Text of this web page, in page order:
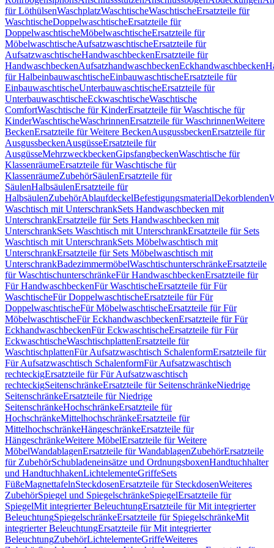
für LöthülsenWaschplatzWaschtischeWaschtischeErsatzteile für
WaschtischeDoppelwaschtischeErsatzteile für
DoppelwaschtischeMöbelwaschtischeErsatzteile für
MöbelwaschtischeAufsatzwaschtischeErsatzteile für
AufsatzwaschtischeHandwaschbeckenErsatzteile für
HandwaschbeckenAufsatzhandwaschbeckenEckhandwaschbecken
für HalbeinbauwaschtischeEinbauwaschtischeErsatzteile für
EinbauwaschtischeUnterbauwaschtischeErsatzteile für
UnterbauwaschtischeEckwaschtischeWaschtische
ComfortWaschtische für KinderErsatzteile für Waschtische für
KinderWaschtischeWaschrinnenErsatzteile für WaschrinnenWeitere
BeckenErsatzteile für Weitere BeckenAusgussbeckenErsatzteile für
AusgussbeckenAusgüsseErsatzteile für
AusgüsseMehrzweckbeckenGipsfangbeckenWaschtische für
KlassenräumeErsatzteile für Waschtische für
KlassenräumeZubehörSäulenErsatzteile für
SäulenHalbsäulenErsatzteile für
HalbsäulenZubehörAblaufdeckelBefestigungsmaterialDekorblenden
Waschtisch mit UnterschrankSets Handwaschbecken mit
UnterschrankErsatzteile für Sets Handwaschbecken mit
UnterschrankSets Waschtisch mit UnterschrankErsatzteile für Sets
Waschtisch mit UnterschrankSets Möbelwaschtisch mit
UnterschrankErsatzteile für Sets Möbelwaschtisch mit
UnterschrankBadezimmermöbelWaschtischunterschränkeErsatzteile
für WaschtischunterschränkeFür HandwaschbeckenErsatzteile für
Für HandwaschbeckenFür WaschtischeErsatzteile für Für
WaschtischeFür DoppelwaschtischeErsatzteile für Für
DoppelwaschtischeFür MöbelwaschtischeErsatzteile für Für
MöbelwaschtischeFür EckhandwaschbeckenErsatzteile für Für
EckhandwaschbeckenFür EckwaschtischeErsatzteile für Für
EckwaschtischeWaschtischplattenErsatzteile für
WaschtischplattenFür Aufsatzwaschtisch SchalenformErsatzteile für
Für Aufsatzwaschtisch SchalenformFür Aufsatzwaschtisch
rechteckigErsatzteile für Für Aufsatzwaschtisch
rechteckigSeitenschränkeErsatzteile für SeitenschränkeNiedrige
SeitenschränkeErsatzteile für Niedrige
SeitenschränkeHochschränkeErsatzteile für
HochschränkeMittelhochschränkeErsatzteile für
MittelhochschränkeHängeschränkeErsatzteile für
HängeschränkeWeitere MöbelErsatzteile für Weitere
MöbelWandablagenErsatzteile für WandablagenZubehörErsatzteile
für ZubehörSchubladeneinsätze und OrdnungsboxenHandtuchhalter
und HandtuchhakenLichtelementeGriffeSets
FüßeMagnettafelnSteckdosenErsatzteile für SteckdosenWeiteres
ZubehörSpiegel und SpiegelschränkeSpiegelErsatzteile für
SpiegelMit integrierter BeleuchtungErsatzteile für Mit integrierter
BeleuchtungSpiegelschränkeErsatzteile für SpiegelschränkeMit
integrierter BeleuchtungErsatzteile für Mit integrierter
BeleuchtungZubehörLichtelementeGriffeWeiteres